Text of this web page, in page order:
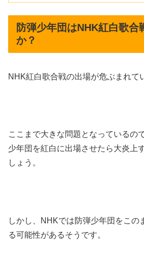
防弾少年団はNHK紅白歌合
か？
NHK紅白歌合戦の出場が危ぶまれて
ここまで大きな問題となっているの
少年団を紅白に出場させたら大炎上
しょう。
しかし、NHKでは防弾少年団をこの
る可能性があるそうです。